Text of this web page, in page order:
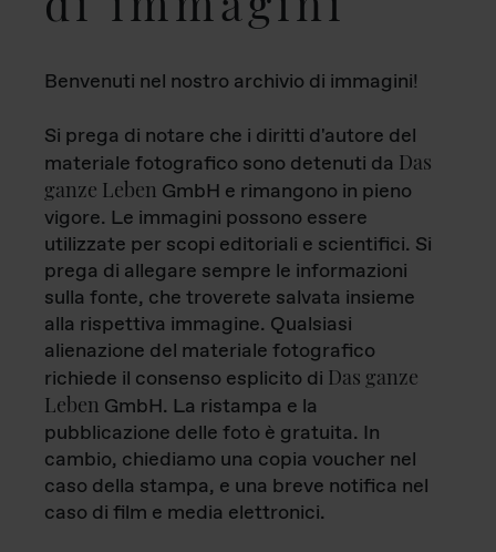
Benvenuti nel nostro archivio di immagini!
Si prega di notare che i diritti d'autore del
materiale fotografico sono detenuti da Das
ganze Leben GmbH e rimangono in pieno
vigore. Le immagini possono essere
utilizzate per scopi editoriali e scientifici. Si
prega di allegare sempre le informazioni
sulla fonte, che troverete salvata insieme
alla rispettiva immagine. Qualsiasi
alienazione del materiale fotografico
richiede il consenso esplicito di Das ganze
Leben GmbH. La ristampa e la
pubblicazione delle foto è gratuita. In
cambio, chiediamo una copia voucher nel
caso della stampa, e una breve notifica nel
caso di film e media elettronici.